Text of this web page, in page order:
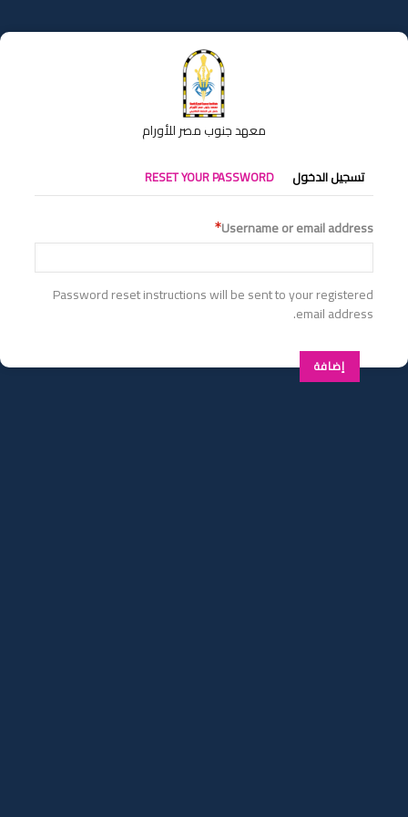
إلى
المحتوى
معهد جنوب مصر للأورام
التبويبات
الأساسية
تسجيل الدخول RESET YOUR PASSWORD
Username or email address
Password reset instructions will be sent to your registered
email address.